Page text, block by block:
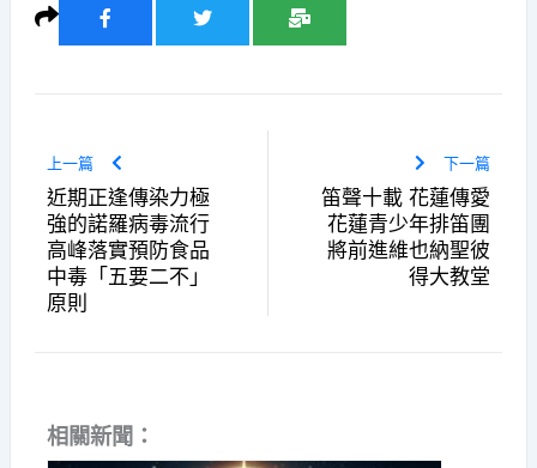
上一篇
近期正逢傳染力極
強的諾羅病毒流行
高峰落實預防食品
中毒「五要二不」
原則
下一篇
笛聲十載 花蓮傳愛
花蓮青少年排笛團
將前進維也納聖彼
得大教堂
相關新聞：